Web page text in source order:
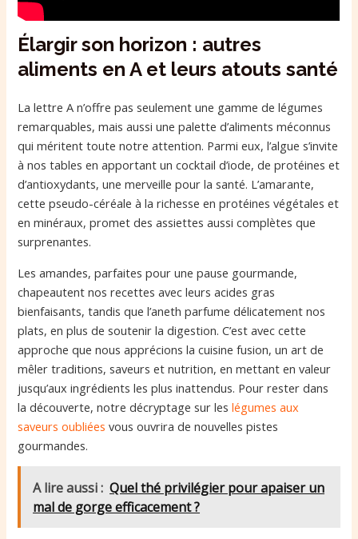
Élargir son horizon : autres
aliments en A et leurs atouts santé
La lettre A n’offre pas seulement une gamme de légumes
remarquables, mais aussi une palette d’aliments méconnus
qui méritent toute notre attention. Parmi eux, l’algue s’invite
à nos tables en apportant un cocktail d’iode, de protéines et
d’antioxydants, une merveille pour la santé. L’amarante,
cette pseudo-céréale à la richesse en protéines végétales et
en minéraux, promet des assiettes aussi complètes que
surprenantes.
Les amandes, parfaites pour une pause gourmande,
chapeautent nos recettes avec leurs acides gras
bienfaisants, tandis que l’aneth parfume délicatement nos
plats, en plus de soutenir la digestion. C’est avec cette
approche que nous apprécions la cuisine fusion, un art de
mêler traditions, saveurs et nutrition, en mettant en valeur
jusqu’aux ingrédients les plus inattendus. Pour rester dans
la découverte, notre décryptage sur leslégumes aux
saveurs oubliées vous ouvrira de nouvelles pistes
gourmandes.
A lire aussi : Quel thé privilégier pour apaiser un
mal de gorge efficacement ?